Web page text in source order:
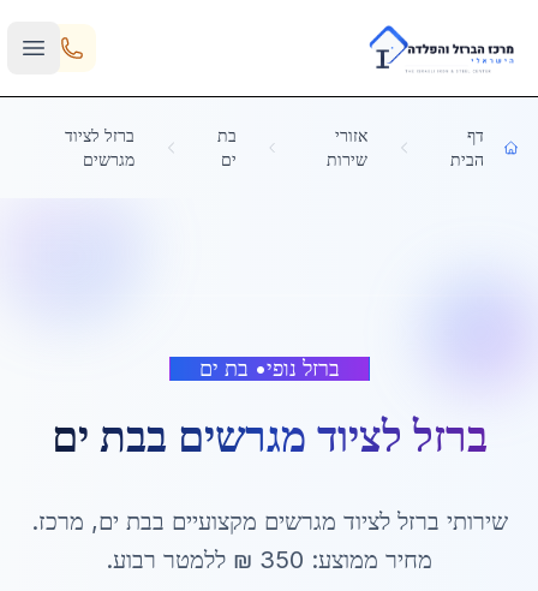
Skip to main content
דף
הבית
אזורי
שירות
בת
ים
ברזל לציוד
מגרשים
ברזל נופי• בת ים
ברזל לציוד מגרשים בבת ים
שירותי ברזל לציוד מגרשים מקצועיים בבת ים, מרכז.
מחיר ממוצע: 350 ₪ ללמטר רבוע.